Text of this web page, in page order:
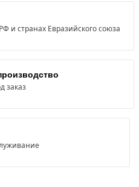
и странах Евразийского союза
заказ